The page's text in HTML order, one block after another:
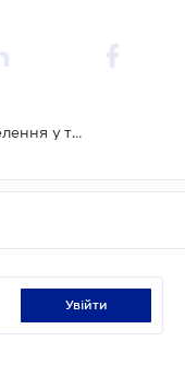
Кабмін визначив ціну на газ для населення у травні
увійти